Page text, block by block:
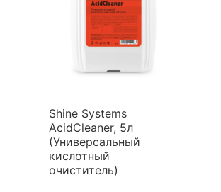
Shine Systems
AcidCleaner, 5л
(Универсальный
кислотный
очиститель)